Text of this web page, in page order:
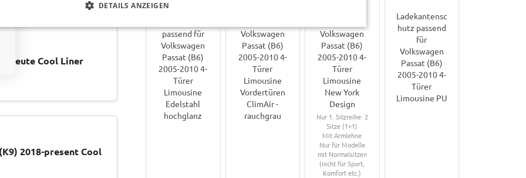
heute Cool Liner
2018-present Cool
Heckklappenzi
passend für
Volkswagen
Passat (B6)
2005-2010 4-
Türer
Limousine
Edelstahl
hochglanz
Volkswagen
Passat (B6)
2005-2010 4-
Türer
Limousine
Vordertüren
ClimAir -
rauchgrau
Volkswagen
Passat (B6)
2005-2010 4-
Türer
Limousine
New York
Design
Nur 1. Sitzreihe: 2
Sitze (1+1)
Mit Armlehne
Nur für Modelle
mit Normalsitzen
(nicht für Sport,
Komfort etc.)
Ladekantensc
hutz passend
für
Volkswagen
Passat (B6)
2005-2010 4-
Türer
Limousine PU
DETAILS ANZEIGEN